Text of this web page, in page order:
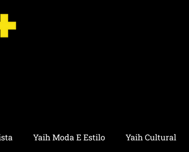
Yaih Moda E Estilo Yaih Cultural